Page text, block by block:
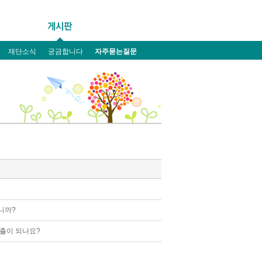
재단소식 궁금합니다 자주묻는질문
까?
이 되나요?